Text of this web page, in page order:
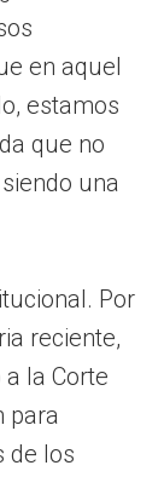
en aquel
estamos
que no
una
Por
reciente,
la Corte
para
de los